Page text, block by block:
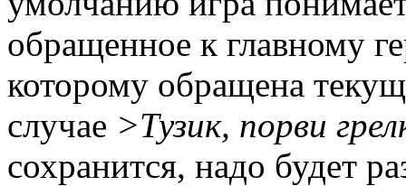
обращенное к главному
которому обращена
случае >Тузик, порви
сохранится, надо будет